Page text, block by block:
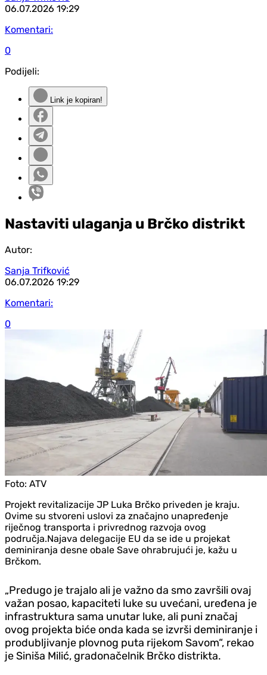
06.07.2026 19:29
Komentari:
0
Podijeli:
Link je kopiran!
Nastaviti ulaganja u Brčko distrikt
Autor:
Sanja Trifković
06.07.2026 19:29
Komentari:
0
Foto: ATV
Projekt revitalizacije JP Luka Brčko priveden je kraju.
Ovime su stvoreni uslovi za značajno unapređenje
riječnog transporta i privrednog razvoja ovog
područja.Najava delegacije EU da se ide u projekat
deminiranja desne obale Save ohrabrujući je, kažu u
Brčkom.
„Predugo je trajalo ali je važno da smo završili ovaj
važan posao, kapaciteti luke su uvećani, uređena je
infrastruktura sama unutar luke, ali puni značaj
ovog projekta biće onda kada se izvrši deminiranje i
produbljivanje plovnog puta rijekom Savom“, rekao
je Siniša Milić, gradonačelnik Brčko distrikta.